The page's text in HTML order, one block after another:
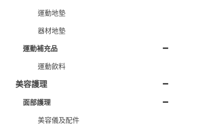
運動地墊
器材地墊
運動補充品
運動飲料
美容護理
面部護理
美容儀及配件